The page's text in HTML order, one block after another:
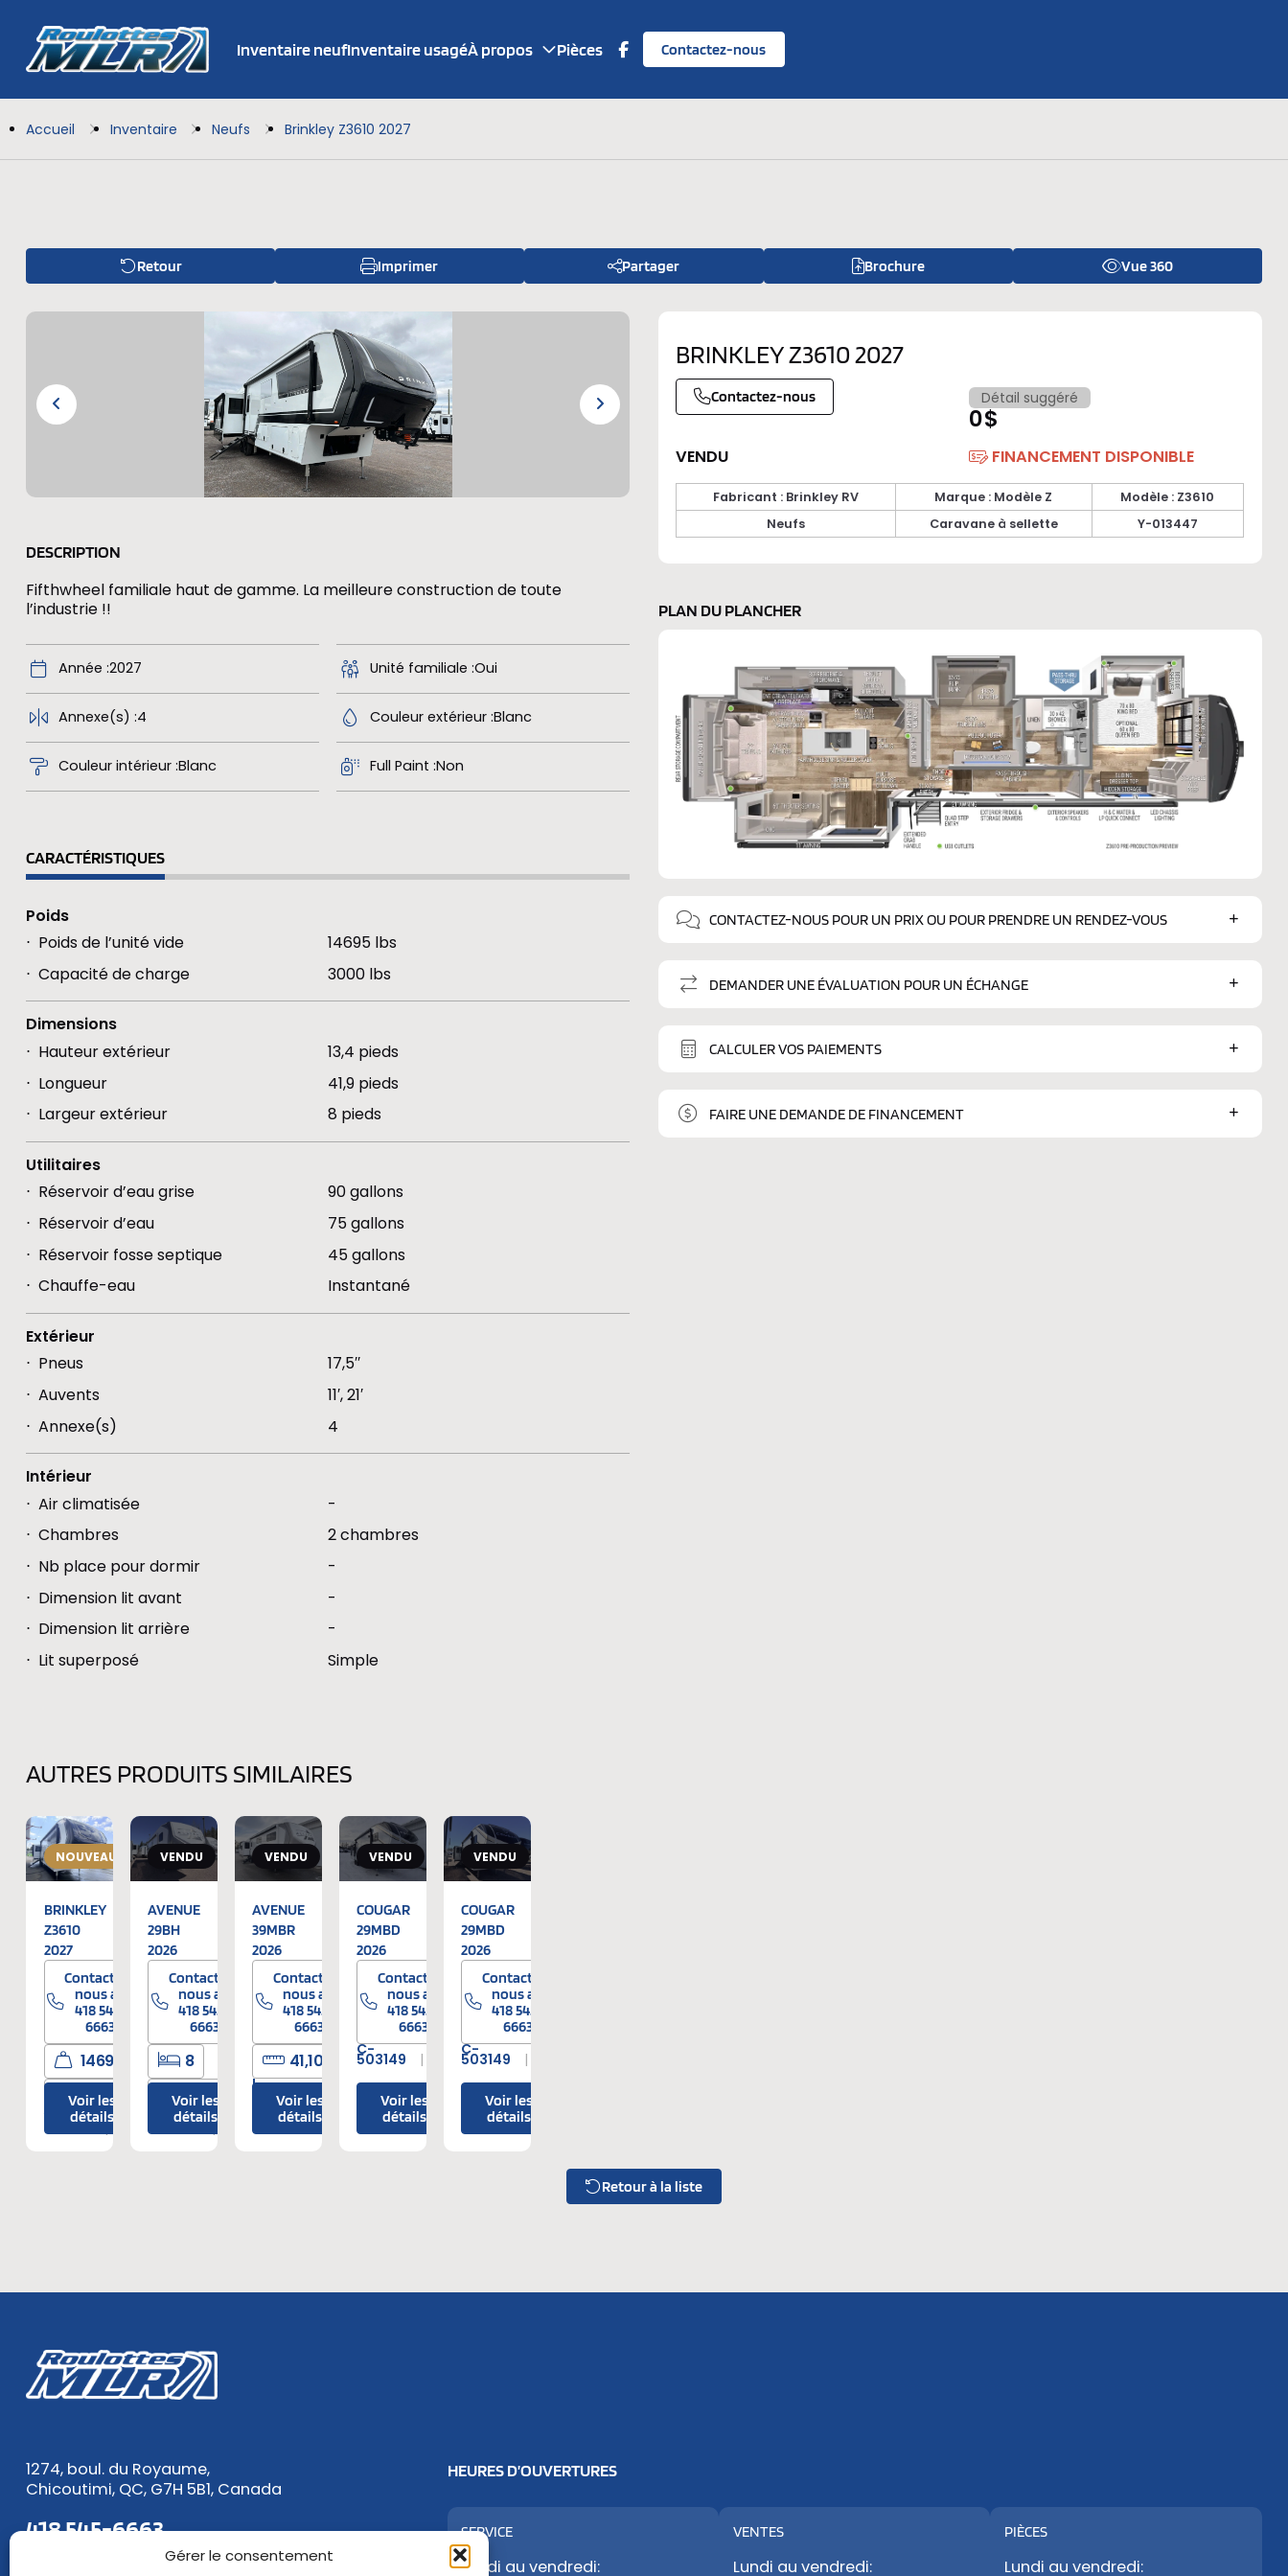
Gérer le consentement
Inventaire neufInventaire usagéÀ propos
Qui sommes-nous ?
Pièces Contactez-nous
Accueil Inventaire Neufs Brinkley Z3610 2027
DESCRIPTION
Fifthwheel familiale haut de gamme. La meilleure construction de toute
l’industrie !!
Année 2027 Unité familiale Oui
Annexe(s) 4 Couleur extérieur Blanc
Couleur intérieur Blanc Full Paint Non
CARACTÉRISTIQUES
Poids
Poids de l’unité vide
14695 lbs
Capacité de charge
3000 lbs
Dimensions
Hauteur extérieur
13,4 pieds
Longueur
41,9 pieds
Largeur extérieur
8 pieds
Utilitaires
Réservoir d’eau grise
90 gallons
Réservoir d’eau
75 gallons
Réservoir fosse septique
45 gallons
Chauffe-eau
Instantané
Extérieur
Pneus
17,5′′
Auvents
11′, 21′
Annexe(s)
4
Intérieur
Air climatisée
-
Chambres
2 chambres
Nb place pour dormir
-
Dimension lit avant
-
Dimension lit arrière
-
Lit superposé
Simple
BRINKLEY Z3610 2027
Contactez-nous Détail suggéré
0 $
VENDU FINANCEMENT DISPONIBLE
Fabricant : Brinkley RV Marque : Modèle Z
Modèle : Z3610
Neufs
Caravane à sellette Y-013447
PLAN DU PLANCHER
CONTACTEZ-NOUS POUR UN PRIX OU POUR PRENDRE UN RENDEZ-VOUS
DEMANDER UNE ÉVALUATION POUR UN ÉCHANGE
CALCULER VOS PAIEMENTS
FAIRE UNE DEMANDE DE FINANCEMENT
Retour Imprimer Partager Brochure Vue 360
AUTRES PRODUITS SIMILAIRES
NOUVEAUTÉ
BRINKLEY
Z3610
2027
Contactez-
nous au
418 545-
6663
14695 lbs
41,9′
014018 Neufs
Voir les
détails
VENDU
AVENUE
29BH
2026
Contactez-
nous au
418 545-
6663
8
34,11′
012420 Neufs
Voir les
détails
VENDU
AVENUE
39MBR
2026
Contactez-
nous au
418 545-
6663
41,10′
L-
012209
Voir les
détails
VENDU
COUGAR
29MBD
2026
Contactez-
nous au
418 545-
6663
C-
503149 Neufs
Voir les
détails
VENDU
COUGAR
29MBD
2026
Contactez-
nous au
418 545-
6663
C-
503149
Voir les
détails
Retour à la liste
1274, boul. du Royaume,
Chicoutimi, QC, G7H 5B1, Canada
418 545-6663
1 888 545-6663
HEURES D’OUVERTURES
SERVICE
Lundi au vendredi:
VENTES
Lundi au vendredi:
PIÈCES
Lundi au vendredi: